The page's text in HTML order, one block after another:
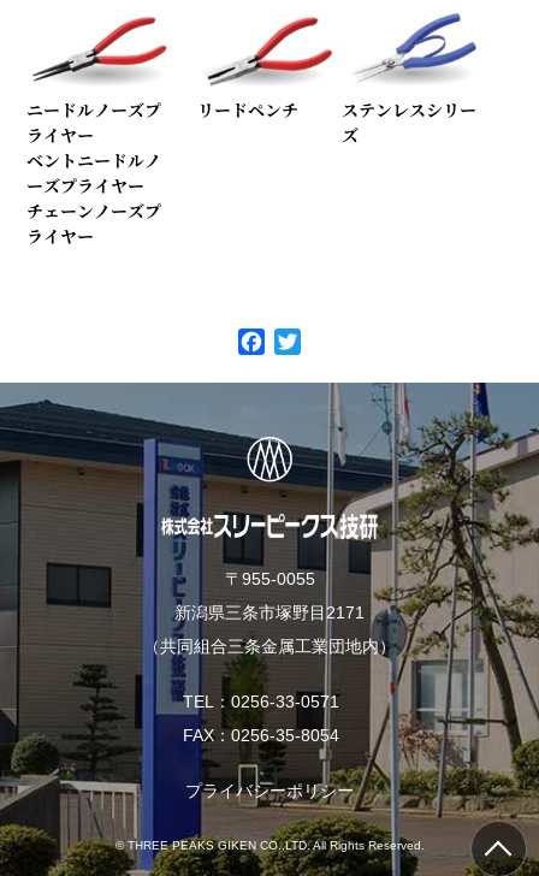
ニードルノーズプ
ライヤー
ベントニードルノ
ーズプライヤー
チェーンノーズプ
ライヤー
リードペンチ
ステンレスシリー
ズ
b
o
o
k
t
e
〒955-0055
新潟県三条市塚野目2171
（共同組合三条金属工業団地内）
TEL
0256-33-0571
FAX
0256-35-8054
プライバシーポリシー
© THREE PEAKS GIKEN CO.,LTD. All Rights Reserved.